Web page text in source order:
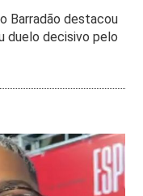
Barradão destacou
duelo decisivo pelo